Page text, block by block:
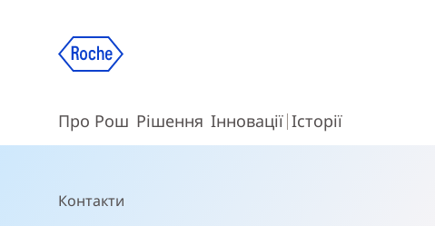
Про Рош Рішення Інновації Історії
Контакти